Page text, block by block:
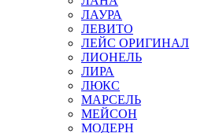
ЛАУРА
ЛЕВИТО
ЛЕЙС ОРИГИНАЛ
ЛИОНЕЛЬ
ЛИРА
ЛЮКС
МАРСЕЛЬ
МЕЙСОН
МОДЕРН